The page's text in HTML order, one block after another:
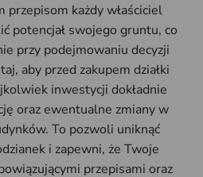
przepisom każdy właściciel
potencjał swojego gruntu, co
przy podejmowaniu decyzji
aby przed zakupem działki
inwestycji dokładnie
oraz ewentualne zmiany w
To pozwoli uniknąć
i zapewni, że Twoje
przepisami oraz